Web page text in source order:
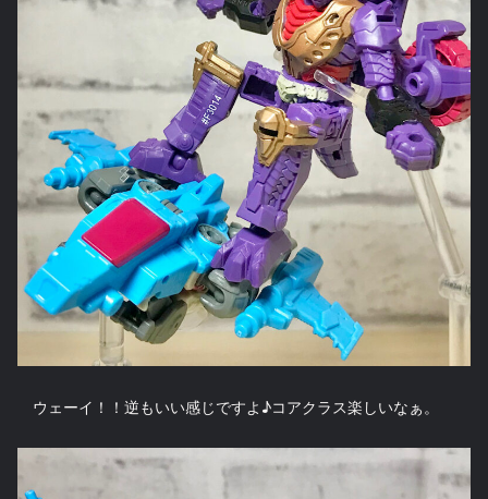
ウェーイ！！逆もいい感じですよ♪コアクラス楽しいなぁ。